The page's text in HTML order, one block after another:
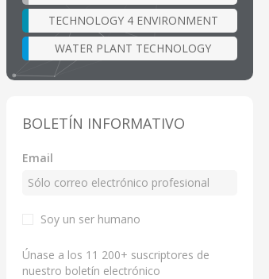
TECHNOLOGY 4 ENVIRONMENT
WATER PLANT TECHNOLOGY
BOLETÍN INFORMATIVO
Email
Soy un ser humano
Únase a los 11 200+ suscriptores de
nuestro boletín electrónico